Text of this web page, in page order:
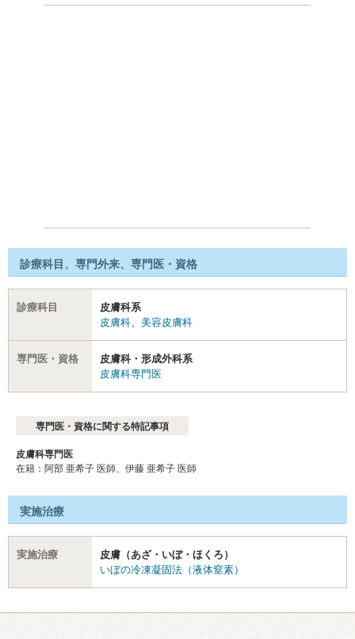
診療科目、専門外来、専門医・資格
診療科目
皮膚科系
皮膚科、 美容皮膚科
専門医・資格
皮膚科・形成外科系
皮膚科専門医
専門医・資格に関する特記事項
皮膚科専門医
在籍：阿部 亜希子 医師、伊藤 亜希子 医師
実施治療
実施治療
皮膚（あざ・いぼ・ほくろ）
いぼの冷凍凝固法（液体窒素）